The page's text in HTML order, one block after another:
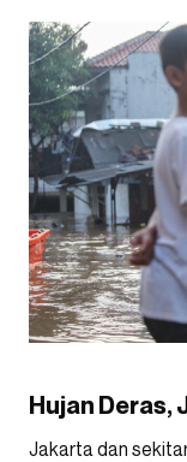
Hujan Deras,
Jakarta dan